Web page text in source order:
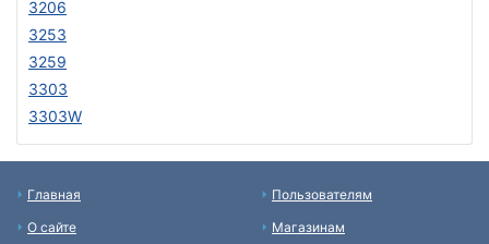
3206
3253
3259
3303
3303W
Главная
О сайте
Пользователям
Магазинам